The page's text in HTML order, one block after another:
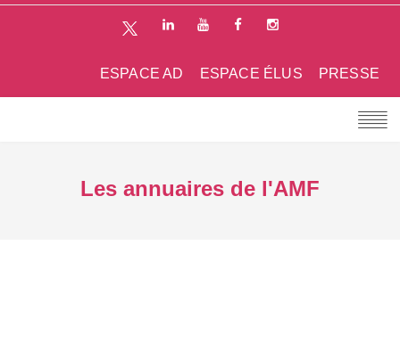
PRESSE
ESPACE ÉLUS
ESPACE AD
Les annuaires de l'AMF